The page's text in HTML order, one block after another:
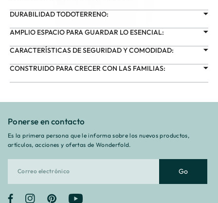
DURABILIDAD TODOTERRENO:
AMPLIO ESPACIO PARA GUARDAR LO ESENCIAL:
CARACTERÍSTICAS DE SEGURIDAD Y COMODIDAD:
CONSTRUIDO PARA CRECER CON LAS FAMILIAS:
Ponerse en contacto
Es la primera persona que le informa sobre los nuevos productos,
artículos, acciones y ofertas de Wonderfold.
Go
FacebookInstagramPinterest YouTube